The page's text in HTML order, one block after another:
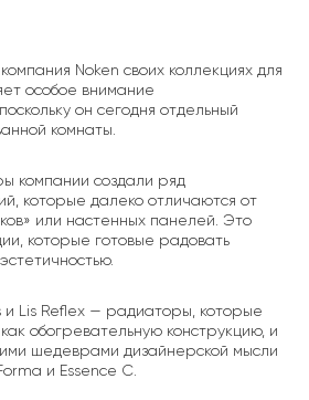
Noken своих коллекциях для
особое внимание
он сегодня отдельный
комнаты.
компании создали ряд
которые далеко отличаются от
или настенных панелей. Это
которые готовые радовать
Lis Reflex — радиаторы, которые
обогревательную конструкцию, и
шедеврами дизайнерской мысли
и Essence C.